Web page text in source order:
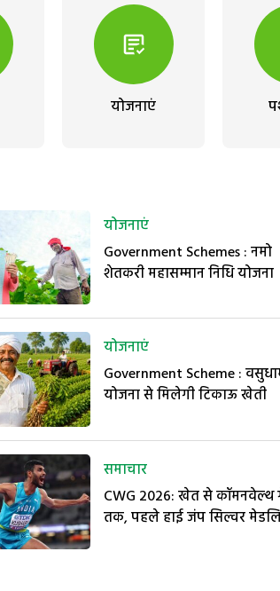
योजनाएं
योजनाएं
Government Schemes : नमो
शेतकरी महासम्मान निधि योजना
योजनाएं
Government Scheme :
योजना से मिलेगी टिकाऊ खेती
समाचार
CWG 2026: खेत से कॉमनवेल्थ
तक, पहले हाई जंप सिल्वर